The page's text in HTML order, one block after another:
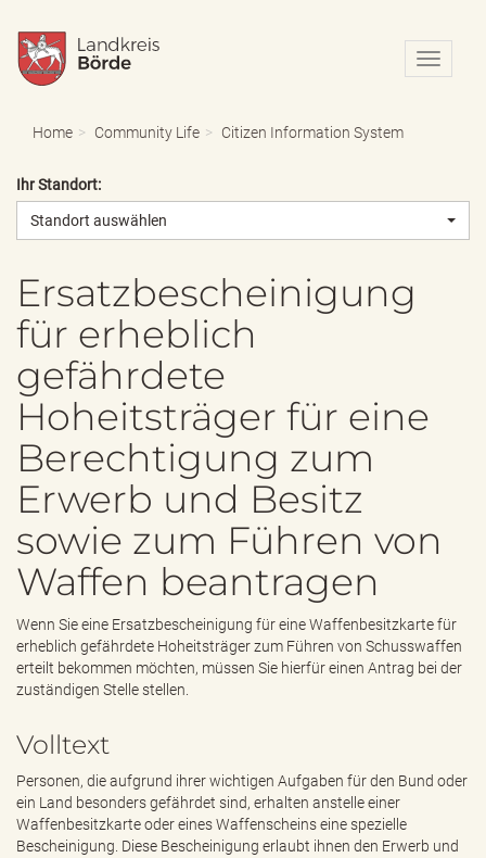
N
a
o
d
Home Community Life Citizen Information System
Ihr Standort:
Standort auswählen
Ersatzbescheinigung
für erheblich
gefährdete
Hoheitsträger für eine
Berechtigung zum
Erwerb und Besitz
sowie zum Führen von
Waffen beantragen
Wenn Sie eine Ersatzbescheinigung für eine Waffenbesitzkarte für
erheblich gefährdete Hoheitsträger zum Führen von Schusswaffen
erteilt bekommen möchten, müssen Sie hierfür einen Antrag bei der
zuständigen Stelle stellen.
Volltext
Personen, die aufgrund ihrer wichtigen Aufgaben für den Bund oder
ein Land besonders gefährdet sind, erhalten anstelle einer
Waffenbesitzkarte oder eines Waffenscheins eine spezielle
Bescheinigung. Diese Bescheinigung erlaubt ihnen den Erwerb und